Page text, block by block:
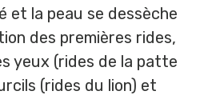
et la peau se dessèche
des premières rides,
yeux (rides de la patte
(rides du lion) et